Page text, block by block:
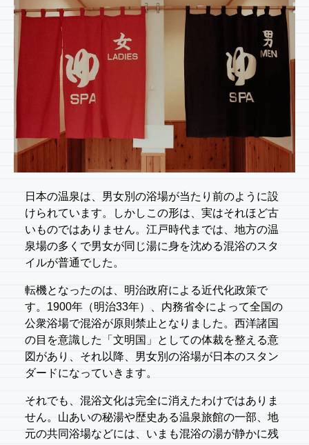
日本の温泉は、男女別の浴場が当たり前のように設
けられています。しかしこの形は、実はそれほど古
いものではありません。江戸時代までは、地方の温
泉場の多くで男女が同じ湯に身を沈める混浴のスタ
イルが普通でした。
転機となったのは、明治政府による近代化政策で
す。1900年（明治33年）、内務省令によって全国の
公衆浴場で混浴が原則禁止となりました。西洋諸国
の目を意識した「文明国」としての体裁を整える意
図があり、それ以降、男女別の浴場が日本のスタン
ダードになっていきます。
それでも、混浴文化は完全に消えたわけではありま
せん。山あいの秘湯や歴史ある温泉旅館の一部、地
元の共同浴場などには、いまも混浴の湯が静かに残